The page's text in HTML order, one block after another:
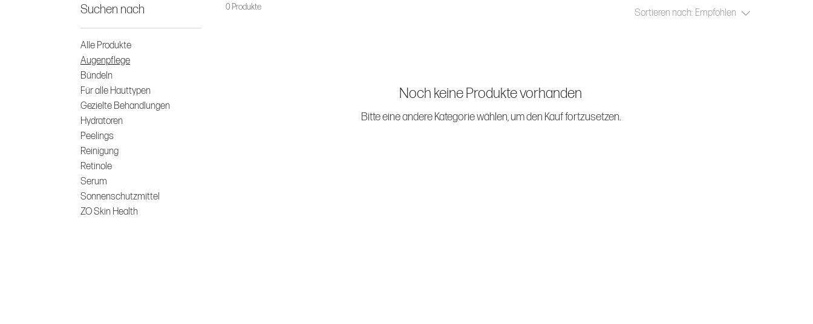
Suchen nach
Alle Produkte
Augenpflege
Bündeln
Für alle Hauttypen
Gezielte Behandlungen
Hydratoren
Peelings
Reinigung
Retinole
Serum
Sonnenschutzmittel
ZO Skin Health
0 Produkte
Sortieren nach: Empfohlen
Noch keine Produkte vorhanden
Bitte eine andere Kategorie wählen, um den Kauf fortzusetzen.